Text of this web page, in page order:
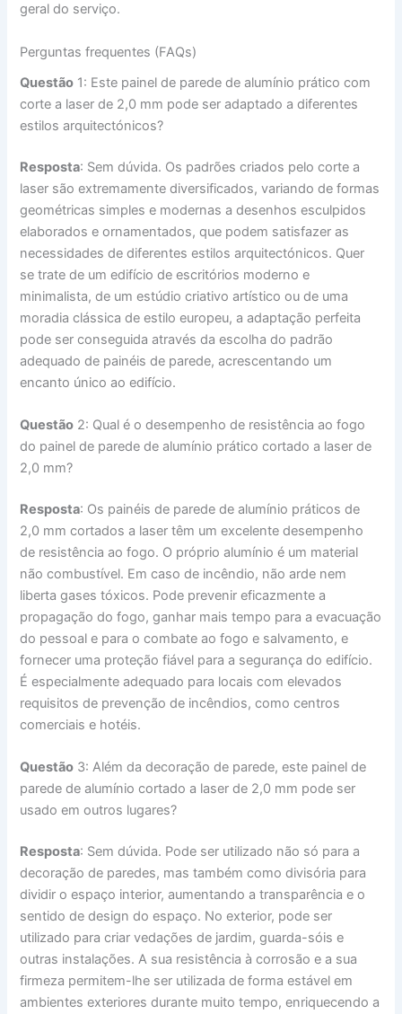
geral do serviço.
Perguntas frequentes (FAQs)
Questão 1: Este painel de parede de alumínio prático com
corte a laser de 2,0 mm pode ser adaptado a diferentes
estilos arquitectónicos?
Resposta: Sem dúvida. Os padrões criados pelo corte a
laser são extremamente diversificados, variando de formas
geométricas simples e modernas a desenhos esculpidos
elaborados e ornamentados, que podem satisfazer as
necessidades de diferentes estilos arquitectónicos. Quer
se trate de um edifício de escritórios moderno e
minimalista, de um estúdio criativo artístico ou de uma
moradia clássica de estilo europeu, a adaptação perfeita
pode ser conseguida através da escolha do padrão
adequado de painéis de parede, acrescentando um
encanto único ao edifício.
Questão 2: Qual é o desempenho de resistência ao fogo
do painel de parede de alumínio prático cortado a laser de
2,0 mm?
Resposta: Os painéis de parede de alumínio práticos de
2,0 mm cortados a laser têm um excelente desempenho
de resistência ao fogo. O próprio alumínio é um material
não combustível. Em caso de incêndio, não arde nem
liberta gases tóxicos. Pode prevenir eficazmente a
propagação do fogo, ganhar mais tempo para a evacuação
do pessoal e para o combate ao fogo e salvamento, e
fornecer uma proteção fiável para a segurança do edifício.
É especialmente adequado para locais com elevados
requisitos de prevenção de incêndios, como centros
comerciais e hotéis.
Questão 3: Além da decoração de parede, este painel de
parede de alumínio cortado a laser de 2,0 mm pode ser
usado em outros lugares?
Resposta: Sem dúvida. Pode ser utilizado não só para a
decoração de paredes, mas também como divisória para
dividir o espaço interior, aumentando a transparência e o
sentido de design do espaço. No exterior, pode ser
utilizado para criar vedações de jardim, guarda-sóis e
outras instalações. A sua resistência à corrosão e a sua
firmeza permitem-lhe ser utilizada de forma estável em
ambientes exteriores durante muito tempo, enriquecendo a